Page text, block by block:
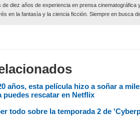
de diez años de experiencia en prensa cinematográfica
en la fantasía y la ciencia ficción. Siempre en busca
años, esta película hizo a soñar a
puedes rescatar en Netflix
todo sobre la temporada 2 de